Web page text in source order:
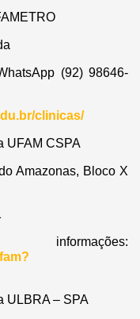
(92) 98646-
clinicas/
UFAM CSPA
Amazonas, Bloco X
ULBRA – SPA